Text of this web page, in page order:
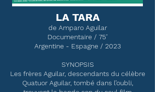
LA TARA
de Amparo Aguilar
Documentaire / 75’
Argentine - Espagne / 2023
SYNOPSIS
Les frères Aguilar, descendants du célèbre
Quatuor Aguilar, tombé dans l’oubli,